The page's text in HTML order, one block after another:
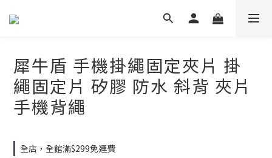
犀牛盾 手機掛繩固定夾片 掛
繩固定片 矽膠 防水 斜背 夾片
手機背繩
全店，全館滿$299免運費